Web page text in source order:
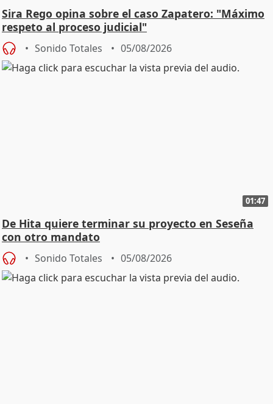
Sira Rego opina sobre el caso Zapatero: "Máximo
respeto al proceso judicial"
Sonido Totales 05/08/2026
01:47
De Hita quiere terminar su proyecto en Seseña
con otro mandato
Sonido Totales 05/08/2026